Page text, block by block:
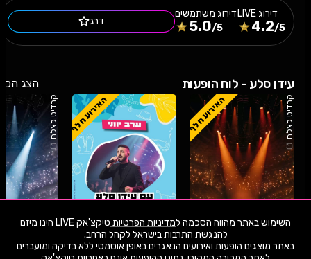
השימוש באתר מהווה הסכמה למדיניות הפרטיות
טיקצ'אק LIVE הינו מיזם
באתר מוצגים הופעות ואירועים הנאגרים באופן אוטמטי ללא בדיקה ומועברים
דירוג
4.2/5
דירוג משתמשים
5.0/5
דרג
עידן סלע - לוח הופעות הצג הכל
קרדיט לצלם האירוע חלף
06.8.26
האירוע חלף
חמישי
קרדיט לצלם
22.6.26